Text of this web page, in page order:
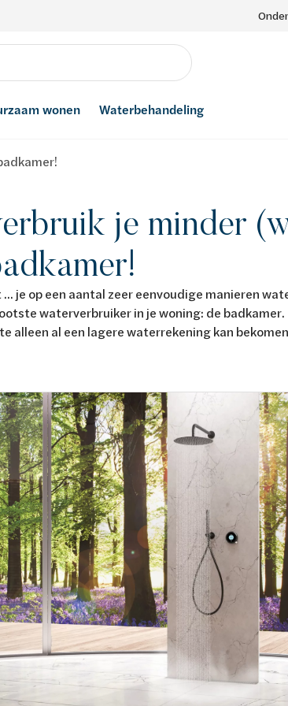
wonen Waterbehandeling
je minder
je op een aantal zeer eenvoudige manieren
waterverbruiker in je woning: de badkamer.
alleen al een lagere waterrekening kan